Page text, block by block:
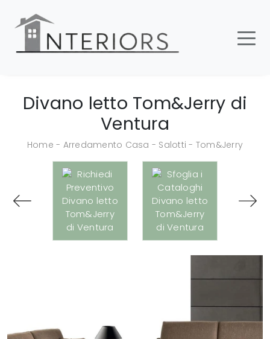
Divano letto Tom&Jerry di
Ventura
Home - Arredamento Casa - Salotti - Tom&Jerry